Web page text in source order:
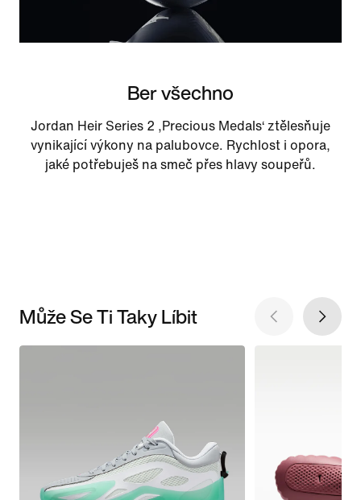
Ber všechno
Jordan Heir Series 2 ‚Precious Medals‘ ztělesňuje
vynikající výkony na palubovce. Rychlost i opora,
jaké potřebuješ na smeč přes hlavy soupeřů.
Může Se Ti Taky Líbit